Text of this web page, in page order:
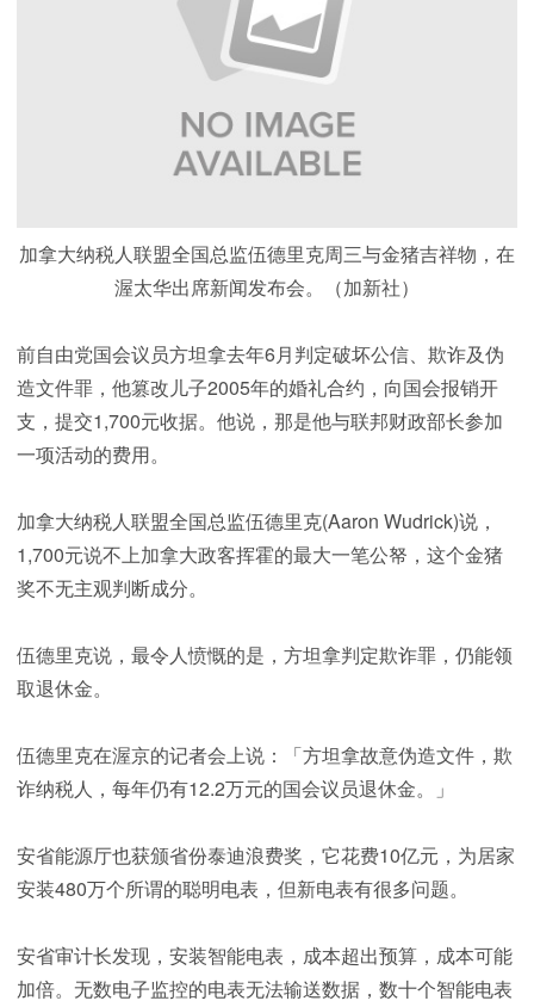
加拿大纳税人联盟全国总监伍德里克周三与金猪吉祥物，在
渥太华出席新闻发布会。（加新社）
前自由党国会议员方坦拿去年6月判定破坏公信、欺诈及伪
造文件罪，他篡改儿子2005年的婚礼合约，向国会报销开
支，提交1,700元收据。他说，那是他与联邦财政部长参加
一项活动的费用。
加拿大纳税人联盟全国总监伍德里克(Aaron Wudrick)说，
1,700元说不上加拿大政客挥霍的最大一笔公帑，这个金猪
奖不无主观判断成分。
伍德里克说，最令人愤慨的是，方坦拿判定欺诈罪，仍能领
取退休金。
伍德里克在渥京的记者会上说：「方坦拿故意伪造文件，欺
诈纳税人，每年仍有12.2万元的国会议员退休金。」
安省能源厅也获颁省份泰迪浪费奖，它花费10亿元，为居家
安装480万个所谓的聪明电表，但新电表有很多问题。
安省审计长发现，安装智能电表，成本超出预算，成本可能
加倍。无数电子监控的电表无法输送数据，数十个智能电表